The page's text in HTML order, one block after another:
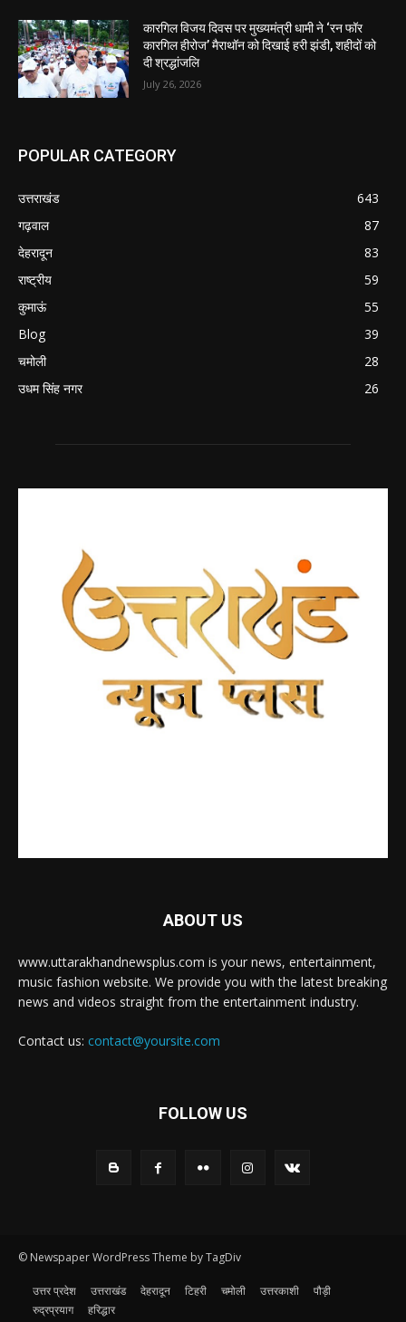
कारगिल विजय दिवस पर मुख्यमंत्री धामी ने ‘रन फॉर
कारगिल हीरोज’ मैराथॉन को दिखाई हरी झंडी, शहीदों को
दी श्रद्धांजलि
July 26, 2026
POPULAR CATEGORY
उत्तराखंड
643
गढ़वाल
87
देहरादून
83
राष्ट्रीय
59
कुमाऊं
55
Blog
39
चमोली
28
उधम सिंह नगर
26
ABOUT US
www.uttarakhandnewsplus.com is your news, entertainment,
music fashion website. We provide you with the latest breaking
news and videos straight from the entertainment industry.
Contact us: contact@yoursite.com
FOLLOW US
© Newspaper WordPress Theme by TagDiv
उत्तर प्रदेश उत्तराखंड देहरादून टिहरी चमोली उत्तरकाशी
पौड़ी
रुद्रप्रयाग
हरिद्धार